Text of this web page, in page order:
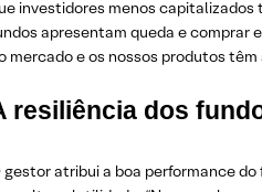
investidores menos capitalizados
apresentam queda e comprar
mercado e os nossos produtos
resiliência dos
gestor atribui a boa performance